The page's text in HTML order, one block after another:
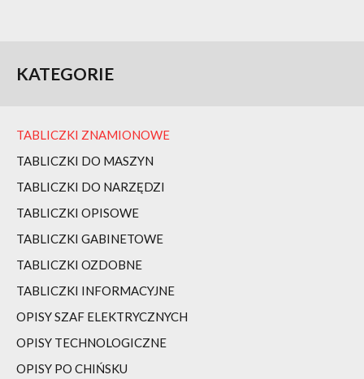
KATEGORIE
TABLICZKI ZNAMIONOWE
TABLICZKI DO MASZYN
TABLICZKI DO NARZĘDZI
TABLICZKI OPISOWE
TABLICZKI GABINETOWE
TABLICZKI OZDOBNE
TABLICZKI INFORMACYJNE
OPISY SZAF ELEKTRYCZNYCH
OPISY TECHNOLOGICZNE
OPISY PO CHIŃSKU